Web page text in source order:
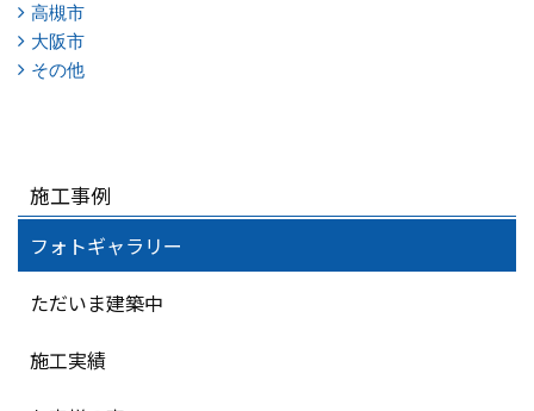
高槻市
大阪市
その他
施工事例
フォトギャラリー
ただいま建築中
施工実績